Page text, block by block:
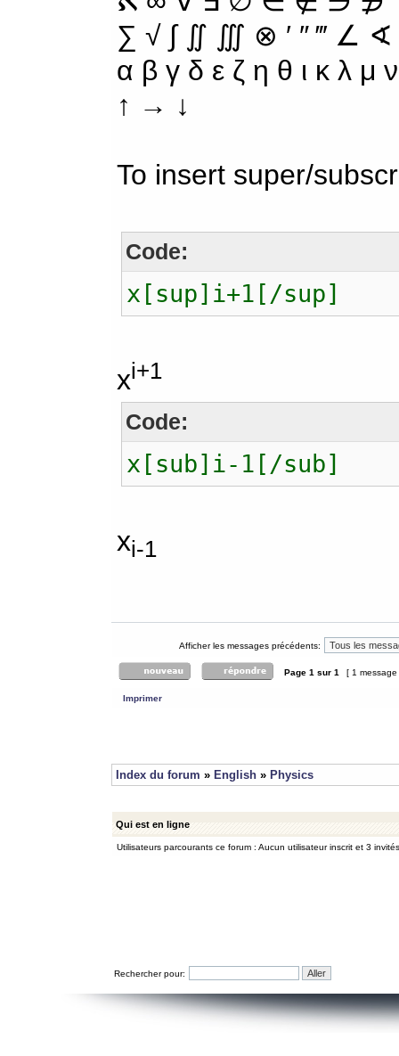
∑ √ ∫ ∬ ∭ ⊗ ′ ″ ‴ ∠
α β γ δ ε ζ η θ ι κ λ
↑ → ↓
To insert super/
Code:
x[sup]i+1[/sup]
xi+1
Code:
x[sub]i-1[/sub]
xi-1
Afficher les messages précédents:
Page 1 sur 1 [ 1
Imprimer
Index du forum » English » Physics
Qui est en ligne
Utilisateurs parcourants ce forum : Aucun utilisateur inscrit et 3 invités
Rechercher pour: